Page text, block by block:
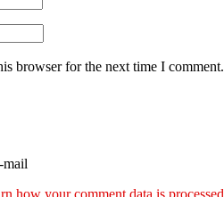
browser for the next time I comment.